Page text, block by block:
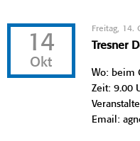
14
Okt
Freitag, 14.
Tresner
Wo: beim
Zeit: 9.00
Email: